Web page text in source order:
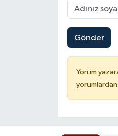
Gönder
Yorum
Manisa Müftülüğü
Mardin Müftülüğü
Mersin Müftülüğü
Muğla Müftülüğü